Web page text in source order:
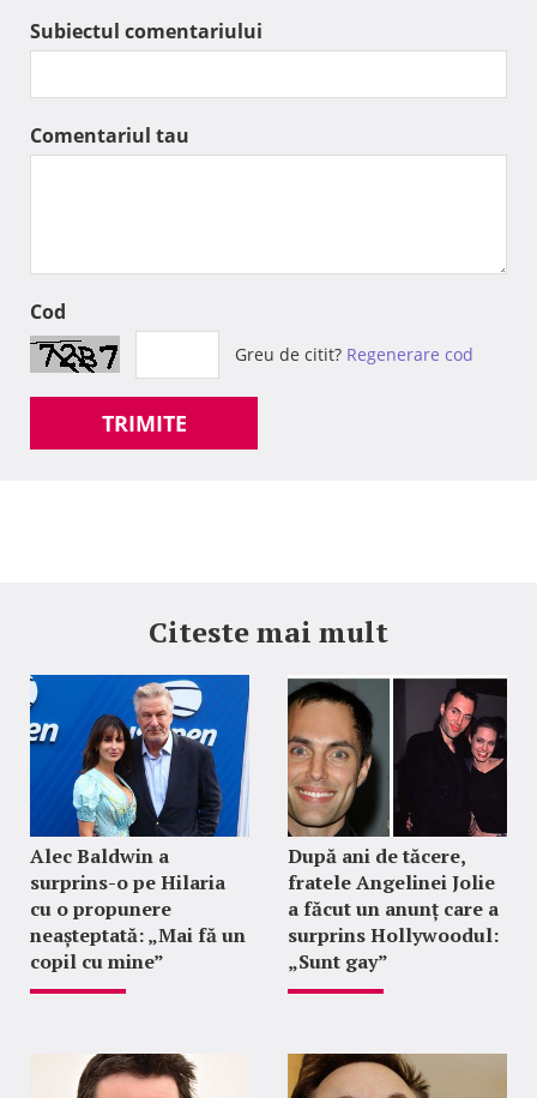
Subiectul comentariului
Comentariul tau
Cod
Greu de citit? Regenerare cod
TRIMITE
Citeste mai mult
Alec Baldwin a
surprins-o pe Hilaria
cu o propunere
neașteptată: „Mai fă un
copil cu mine”
După ani de tăcere,
fratele Angelinei Jolie
a făcut un anunț care a
surprins Hollywoodul:
„Sunt gay”